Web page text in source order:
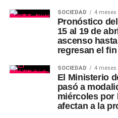
SOCIEDAD 4 meses
Pronóstico
15 al 19 de
ascenso
regresan el
SOCIEDAD 4 meses
El Ministerio
pasó a
miércoles por
afectan a la